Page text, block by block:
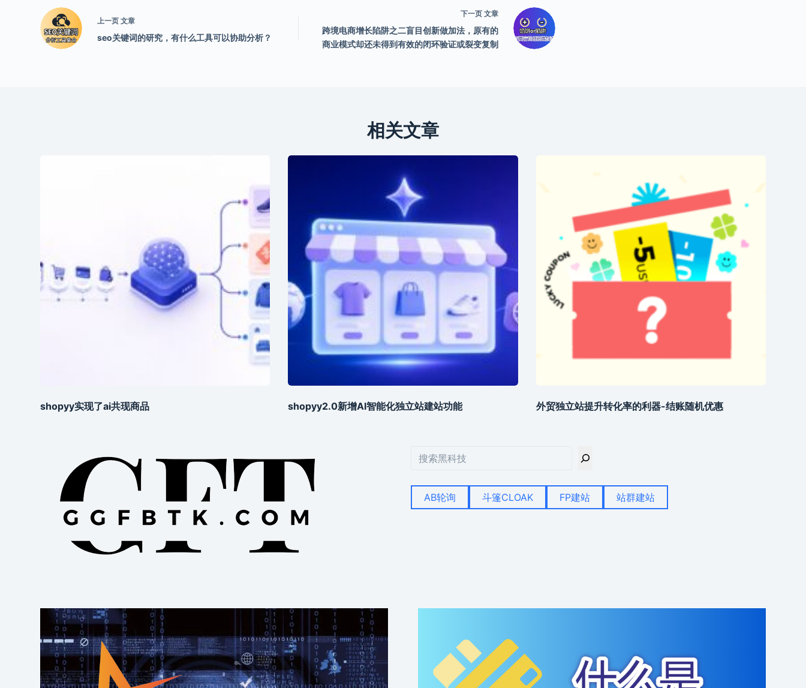
上一页文章
seo关键词的研究，有什么工具可以协助分析？
下一页文章
跨境电商增长陷阱之二盲目创新做加法，原有的
商业模式却还未得到有效的闭环验证或裂变复制
相关文章
shopyy实现了ai共现商品 shopyy2.0新增AI智能化独立站建站功能 外贸独立站提升转化率的利器-结账随机优惠
AB轮询 斗篷CLOAK FP建站 站群建站